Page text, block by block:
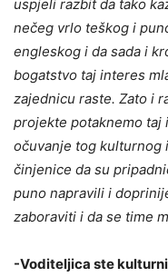
uspjeli razbit da tako
nečeg vrlo teškog i
engleskog i da sada i
bogatstvo taj interes
zajednicu raste. Zato i
projekte potaknemo taj
očuvanje tog kulturnog
činjenice da su
puno napravili i
zaboraviti i da se time
-Voditeljica ste